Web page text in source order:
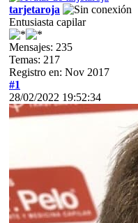
tarjetaroja
Entusiasta capilar
Mensajes: 235
Temas: 217
Registro en: Nov 2017
#1
28/02/2022 19:52:34